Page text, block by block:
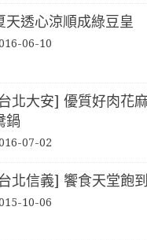
天透心涼順成綠豆皇
06-10
北大安] 優質好肉花
鍋
07-02
北信義] 饗食天堂飽
10-06